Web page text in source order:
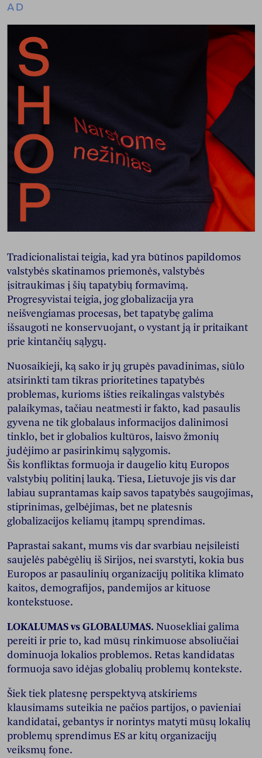
AD
Tradicionalistai teigia, kad yra būtinos papildomos
valstybės skatinamos priemonės, valstybės
įsitraukimas į šių tapatybių formavimą.
Progresyvistai teigia, jog globalizacija yra
neišvengiamas procesas, bet tapatybę galima
išsaugoti ne konservuojant, o vystant ją ir pritaikant
prie kintančių sąlygų.
Nuosaikieji, ką sako ir jų grupės pavadinimas, siūlo
atsirinkti tam tikras prioritetines tapatybės
problemas, kurioms išties reikalingas valstybės
palaikymas, tačiau neatmesti ir fakto, kad pasaulis
gyvena ne tik globalaus informacijos dalinimosi
tinklo, bet ir globalios kultūros, laisvo žmonių
judėjimo ar pasirinkimų sąlygomis.
Šis konfliktas formuoja ir daugelio kitų Europos
valstybių politinį lauką. Tiesa, Lietuvoje jis vis dar
labiau suprantamas kaip savos tapatybės saugojimas,
stiprinimas, gelbėjimas, bet ne platesnis
globalizacijos keliamų įtampų sprendimas.
Paprastai sakant, mums vis dar svarbiau neįsileisti
saujelės pabėgėlių iš Sirijos, nei svarstyti, kokia bus
Europos ar pasaulinių organizacijų politika klimato
kaitos, demografijos, pandemijos ar kituose
kontekstuose.
LOKALUMAS vs GLOBALUMAS. Nuosekliai galima
pereiti ir prie to, kad mūsų rinkimuose absoliučiai
dominuoja lokalios problemos. Retas kandidatas
formuoja savo idėjas globalių problemų kontekste.
Šiek tiek platesnę perspektyvą atskiriems
klausimams suteikia ne pačios partijos, o pavieniai
kandidatai, gebantys ir norintys matyti mūsų lokalių
problemų sprendimus ES ar kitų organizacijų
veiksmų fone.